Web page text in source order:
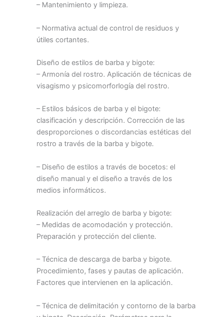
– Mantenimiento y limpieza.
– Normativa actual de control de residuos y
útiles cortantes.
Diseño de estilos de barba y bigote:
– Armonía del rostro. Aplicación de técnicas de
visagismo y psicomorforlogía del rostro.
– Estilos básicos de barba y el bigote:
clasificación y descripción. Corrección de las
desproporciones o discordancias estéticas del
rostro a través de la barba y bigote.
– Diseño de estilos a través de bocetos: el
diseño manual y el diseño a través de los
medios informáticos.
Realización del arreglo de barba y bigote:
– Medidas de acomodación y protección.
Preparación y protección del cliente.
– Técnica de descarga de barba y bigote.
Procedimiento, fases y pautas de aplicación.
Factores que intervienen en la aplicación.
– Técnica de delimitación y contorno de la barba